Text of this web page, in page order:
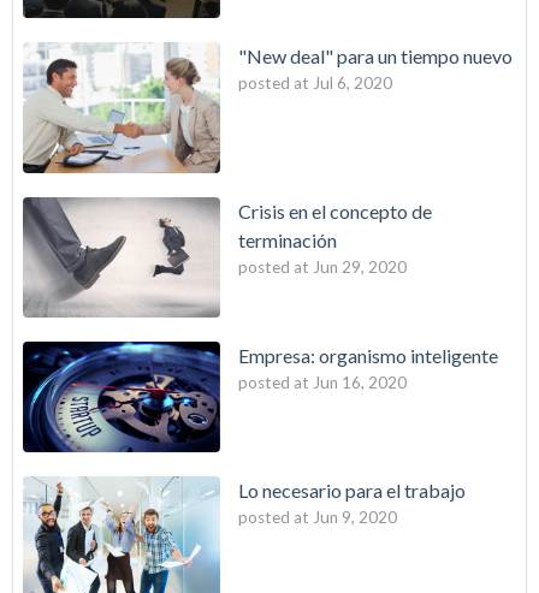
"New deal" para un tiempo nuevo
posted at Jul 6, 2020
Crisis en el concepto de
terminación
posted at Jun 29, 2020
Empresa: organismo inteligente
posted at Jun 16, 2020
Lo necesario para el trabajo
posted at Jun 9, 2020